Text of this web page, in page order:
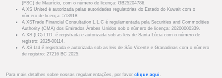
(FSC) de Maurício, com o número de licença: GB25204786.
A XS United é autorizada pelas autoridades regulatórias do Estado do Kuwait com o
número de licença: 513918.
A XSTrade Financial Consultation L.L.C é regulamentada pela Securities and Commodities
Authority (CMA) dos Emirados Árabes Unidos sob o número de licença: 20200000339.
A XS (LC) LTD. é registrada e autorizada sob as leis de Santa Lúcia com o número de
registro: 2025-00114.
A XS Ltd é registrada e autorizada sob as leis de São Vicente e Granadinas com o número
de registro: 27216 BC 2025.
Para mais detalhes sobre nossas regulamentações, por favor clique aqui .